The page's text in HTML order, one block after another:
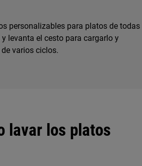
personalizables para platos de todas
levanta el cesto para cargarlo y
varios ciclos.
lavar los platos